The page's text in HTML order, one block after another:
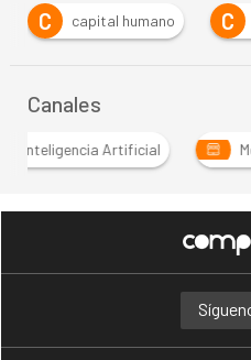
C
capital humano C
Canales
Inteligencia Artificial